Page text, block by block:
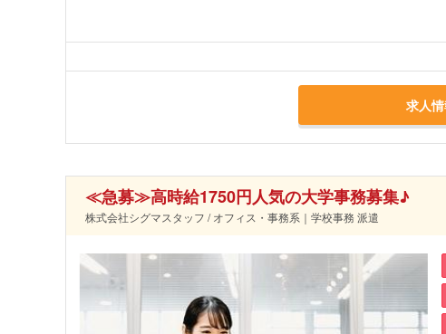
求人
≪急募≫高時給1750円人気の大学事務募集♪
株式会社シグマスタッフ / オフィス・事務系｜学校事務 派遣